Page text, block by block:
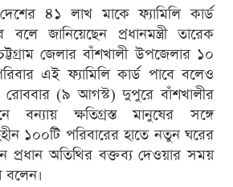
৪১ লাখ মাকে ফ্যামিলি কার্ড
জানিয়েছেন প্রধানমন্ত্রী তারেক
জেলার বাঁশখালী উপজেলার ১০
এই ফ্যামিলি কার্ড পাবে বলেও
রোববার (৯ আগস্ট) দুপুরে বাঁশখালীর
বন্যায় ক্ষতিগ্রস্ত মানুষের সঙ্গে
১০০টি পরিবারের হাতে নতুন ঘরের
প্রধান অতিথির বক্তব্য দেওয়ার সময়
বলেন।